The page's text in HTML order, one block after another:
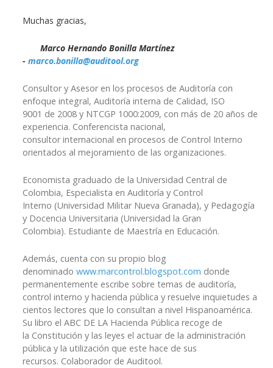
Muchas gracias,
Marco Hernando Bonilla Martínez
- marco.bonilla@auditool.org
Consultor y Asesor en los procesos de Auditoría con
enfoque integral, Auditoría interna de Calidad, ISO
9001 de 2008 y NTCGP 1000:2009, con más de 20 años de
experiencia. Conferencista nacional,
consultor internacional en procesos de Control Interno
orientados al mejoramiento de las organizaciones.
Economista graduado de la Universidad Central de
Colombia, Especialista en Auditoría y Control
Interno (Universidad Militar Nueva Granada), y Pedagogía
y Docencia Universitaria (Universidad la Gran
Colombia). Estudiante de Maestría en Educación.
Además, cuenta con su propio blog
denominado www.marcontrol.blogspot.com donde
permanentemente escribe sobre temas de auditoría,
control interno y hacienda pública y resuelve inquietudes a
cientos lectores que lo consultan a nivel Hispanoamérica.
Su libro el ABC DE LA Hacienda Pública recoge de
la Constitución y las leyes el actuar de la administración
pública y la utilización que este hace de sus
recursos. Colaborador de Auditool.